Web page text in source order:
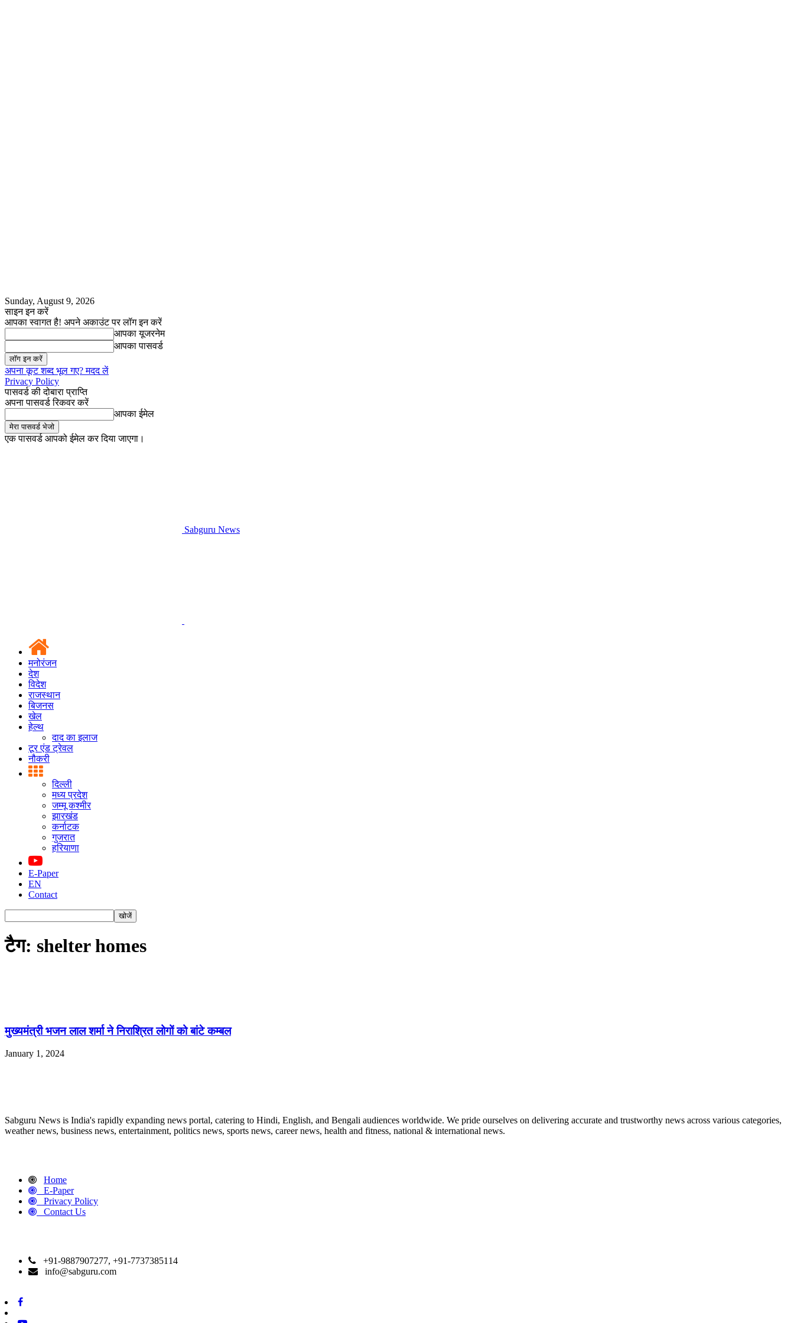
Sunday, August 9, 2026
साइन इन करें
आपका स्वागत है! अपने अकाउंट पर लॉग इन करें
आपका यूजरनेम
आपका पासवर्ड
अपना कूट शब्द भूल गए? मदद लें
Privacy Policy
पासवर्ड की दोबारा प्राप्ति
अपना पासवर्ड रिकवर करें
आपका ईमेल
एक पासवर्ड आपको ईमेल कर दिया जाएगा।
Sabguru News
मनोरंजन
देश
विदेश
राजस्थान
बिजनस
खेल
हेल्थ
दाद का इलाज
टूर एंड ट्रेवल
नौकरी
दिल्ली
मध्य प्रदेश
जम्मू कश्मीर
झारखंड
कर्नाटक
गुजरात
हरियाणा
E-Paper
EN
Contact
टैग: shelter homes
मुख्यमंत्री भजन लाल शर्मा ने निराश्रित लोगों को बांटे कम्बल
January 1, 2024
Sabguru News is India's rapidly expanding news portal, catering to Hindi, English, and Bengali audiences worldwide. We pride ourselves on delivering accurate and trustworthy news across various categories,
weather news, business news, entertainment, politics news, sports news, career news, health and fitness, national & international news.
Home
E-Paper
Privacy Policy
Contact Us
+91-9887907277, +91-7737385114
info@sabguru.com